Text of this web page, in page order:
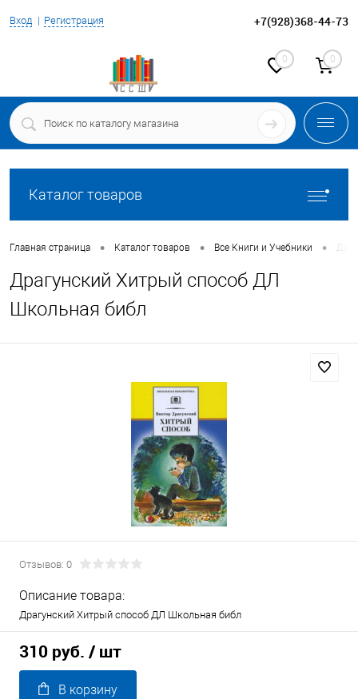
Вход Регистрация +7(928)368-44-73
0 0
Каталог товаров
Главная страница • Каталог товаров • Все Книги и Учебники •
Драгунский Хитрый способ ДЛ
Школьная библ
Отзывов: 0
Описание товара:
Драгунский Хитрый способ ДЛ Школьная библ
310 руб. / шт
В корзину